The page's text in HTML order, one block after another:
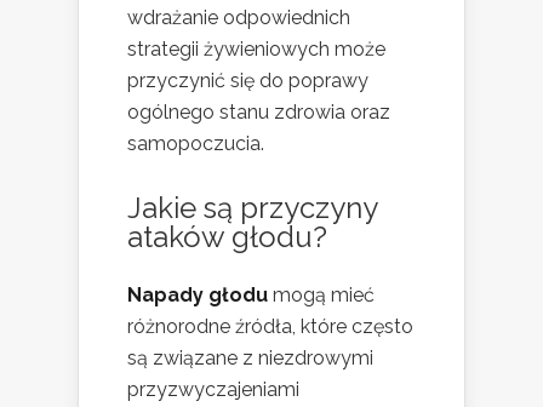
wdrażanie odpowiednich
strategii żywieniowych może
przyczynić się do poprawy
ogólnego stanu zdrowia oraz
samopoczucia.
Jakie są przyczyny
ataków głodu?
Napady głodu mogą mieć
różnorodne źródła, które często
są związane z niezdrowymi
przyzwyczajeniami